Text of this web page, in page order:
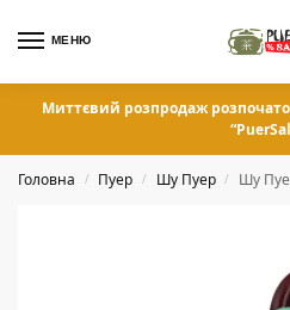
МЕНЮ
Миттєвий розпродаж розпочато
Головна / Пуер / Шу Пуер / Шу